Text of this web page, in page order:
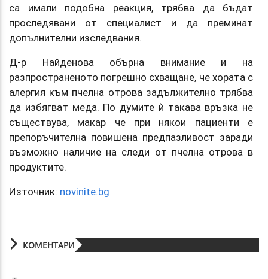
са имали подобна реакция, трябва да бъдат
проследявани от специалист и да преминат
допълнителни изследвания.
Д-р Найденова обърна внимание и на
разпространеното погрешно схващане, че хората с
алергия към пчелна отрова задължително трябва
да избягват меда. По думите ѝ такава връзка не
съществува, макар че при някои пациенти е
препоръчителна повишена предпазливост заради
възможно наличие на следи от пчелна отрова в
продуктите.
Източник: novinite.bg
КОМЕНТАРИ